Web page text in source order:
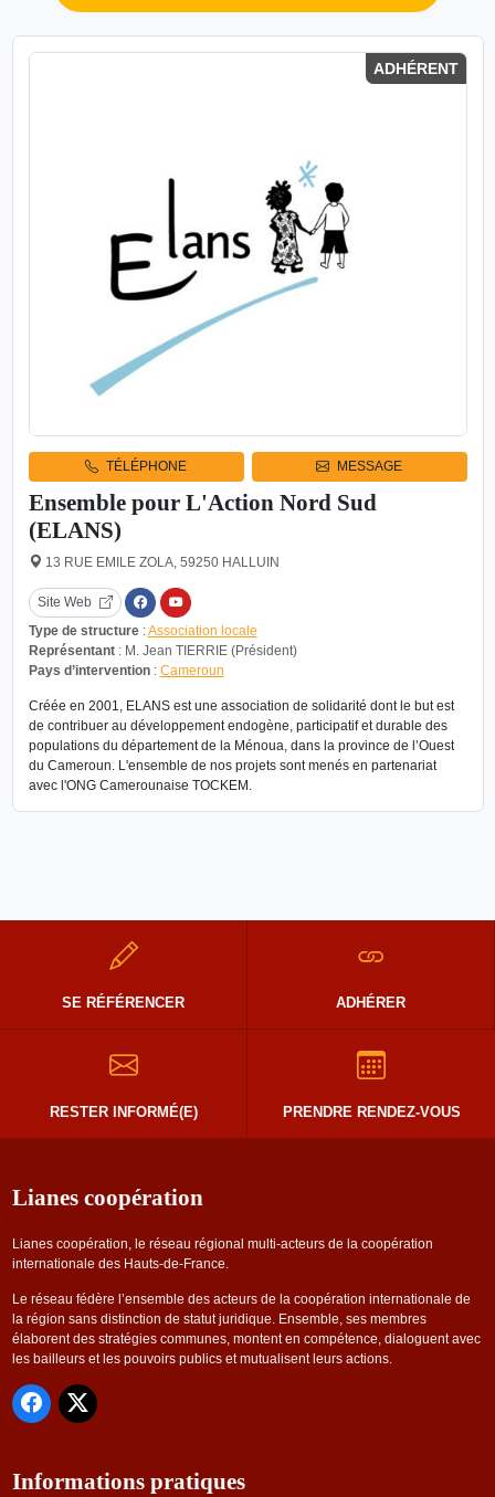
ADHÉRENT
TÉLÉPHONE MESSAGE
Ensemble pour L'Action Nord Sud
(ELANS)
13 RUE EMILE ZOLA, 59250 HALLUIN
Site Web
Type de structure:Association locale
Représentant: M. Jean TIERRIE (Président)
Pays d’intervention: Cameroun
Créée en 2001, ELANS est une association de solidarité dont le but est
de contribuer au développement endogène, participatif et durable des
populations du département de la Ménoua, dans la province de l’Ouest
du Cameroun. L'ensemble de nos projets sont menés en partenariat
avec l'ONG Camerounaise TOCKEM.
SE RÉFÉRENCER ADHÉRER
RESTER INFORMÉ(E) PRENDRE RENDEZ-VOUS
Lianes coopération
Lianes coopération, le réseau régional multi-acteurs de la coopération
internationale des Hauts-de-France.
Le réseau fédère l’ensemble des acteurs de la coopération internationale de
la région sans distinction de statut juridique. Ensemble, ses membres
élaborent des stratégies communes, montent en compétence, dialoguent avec
les bailleurs et les pouvoirs publics et mutualisent leurs actions.
Informations pratiques